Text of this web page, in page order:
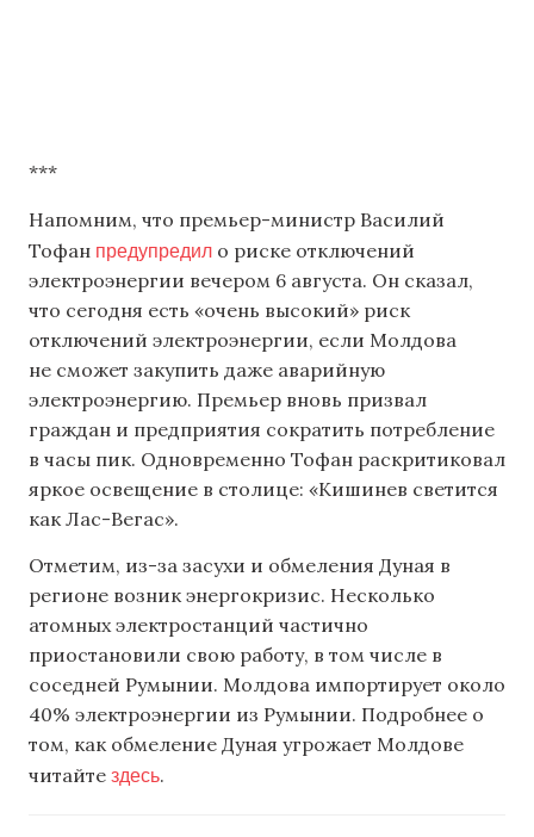
***
Напомним, что премьер-министр Василий
Тофан предупредил о риске отключений
электроэнергии вечером 6 августа. Он сказал,
что сегодня есть «очень высокий» риск
отключений электроэнергии, если Молдова
не сможет закупить даже аварийную
электроэнергию. Премьер вновь призвал
граждан и предприятия сократить потребление
в часы пик. Одновременно Тофан раскритиковал
яркое освещение в столице: «Кишинев светится
как Лас-Вегас».
Отметим, из-за засухи и обмеления Дуная в
регионе возник энергокризис. Несколько
атомных электростанций частично
приостановили свою работу, в том числе в
соседней Румынии. Молдова импортирует около
40% электроэнергии из Румынии. Подробнее о
том, как обмеление Дуная угрожает Молдове
читайте здесь.